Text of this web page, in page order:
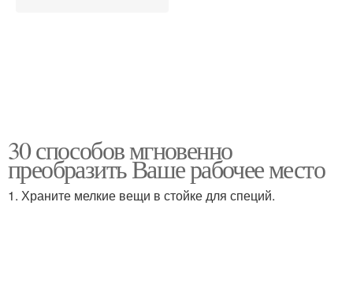
30 способов мгновенно
преобразить Ваше рабочее место
1. Храните мелкие вещи в стойке для специй.